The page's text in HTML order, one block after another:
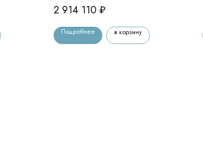
2 914 110 ₽
Подробнее в корзину